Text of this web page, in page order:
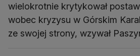
wielokrotnie krytykował
wobec kryzysu w Górskim
ze swojej strony, wzywał